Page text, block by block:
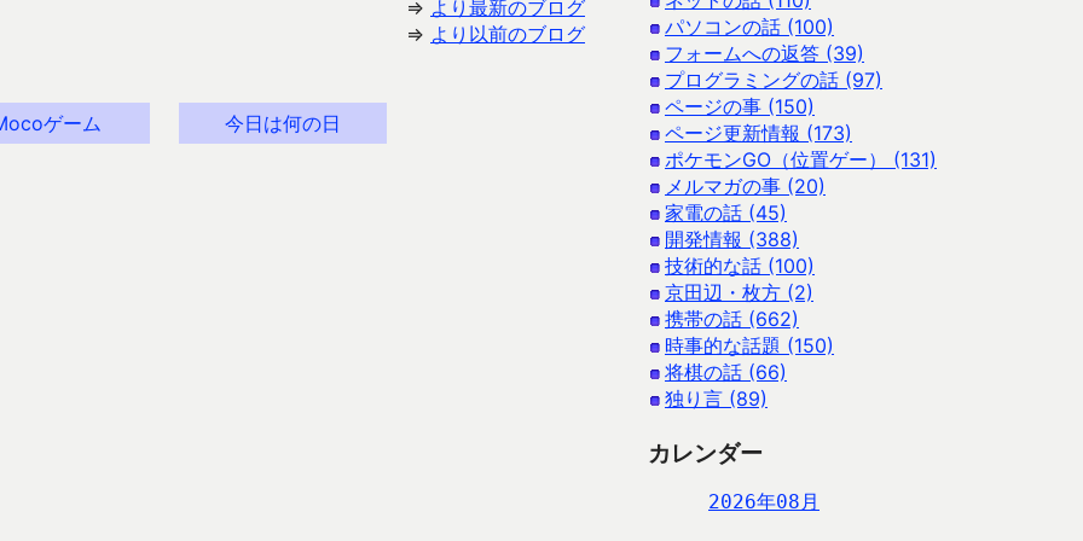
⇒ より最新のブログ
⇒ より以前のブログ
ゲーム 今日は何の日
パソコンの話 (100)
フォームへの返答 (39)
プログラミングの話 (97)
ページの事 (150)
ページ更新情報 (173)
ポケモンGO（位置ゲー） (131)
メルマガの事 (20)
家電の話 (45)
開発情報 (388)
技術的な話 (100)
京田辺・枚方 (2)
携帯の話 (662)
時事的な話題 (150)
将棋の話 (66)
独り言 (89)
カレンダー
2026年08月